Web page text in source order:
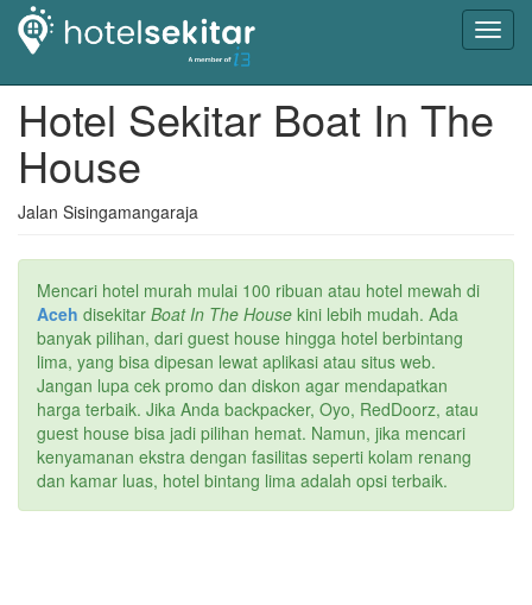
Hotel Sekitar Boat In The
House
Jalan Sisingamangaraja
Mencari hotel murah mulai 100 ribuan atau hotel mewah di
Aceh disekitar Boat In The House kini lebih mudah. Ada
banyak pilihan, dari guest house hingga hotel berbintang
lima, yang bisa dipesan lewat aplikasi atau situs web.
Jangan lupa cek promo dan diskon agar mendapatkan
harga terbaik. Jika Anda backpacker, Oyo, RedDoorz, atau
guest house bisa jadi pilihan hemat. Namun, jika mencari
kenyamanan ekstra dengan fasilitas seperti kolam renang
dan kamar luas, hotel bintang lima adalah opsi terbaik.